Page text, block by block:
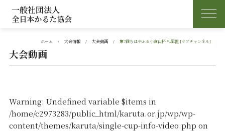
一般社団法人
全日本かるた協会
ホーム 大会情報 大会動画 第7回ちはやふる小倉山杯 札配置 [サブチャンネル]
大会動画
Warning: Undefined variable $items in
/home/c2973283/public_html/karuta.or.jp/wp/wp-
content/themes/karuta/single-cup-info-video.php on